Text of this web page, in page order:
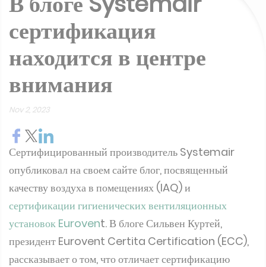
сертификация
находится в центре
внимания
Nov 2, 2023
Сертифицированный производитель Systemair
опубликовал на своем сайте блог, посвященный
качеству воздуха в помещениях (IAQ) и
сертификации гигиенических вентиляционных
установок Eurovent. В блоге Сильвен Куртей,
президент Eurovent Certita Certification (ECC),
рассказывает о том, что отличает сертификацию